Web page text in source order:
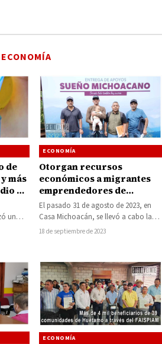
ECONOMÍA
de
más
de
un
de
ECONOMÍA
Otorgan recursos
económicos a migrantes
emprendedores de
Nocupétaro para la
generación de empleo y su
reintegración laboral
El pasado 31 de agosto de 2023, en
Casa Michoacán, se llevó a cabo la
entrega de recursos…
18 de septiembre de 2023
ECONOMÍA